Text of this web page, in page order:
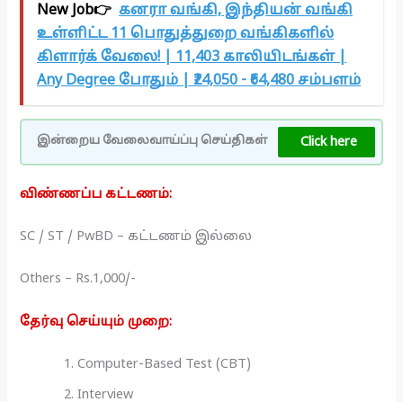
New Job👉 கனரா வங்கி, இந்தியன் வங்கி
உள்ளிட்ட 11 பொதுத்துறை வங்கிகளில்
கிளார்க் வேலை! | 11,403 காலியிடங்கள் |
Any Degree போதும் | ₹24,050 - ₹64,480 சம்பளம்
இன்றைய வேலைவாய்ப்பு செய்திகள் Click here
விண்ணப்ப கட்டணம்:
SC / ST / PwBD – கட்டணம் இல்லை
Others – Rs.1,000/-
தேர்வு செய்யும் முறை:
Computer-Based Test (CBT)
Interview